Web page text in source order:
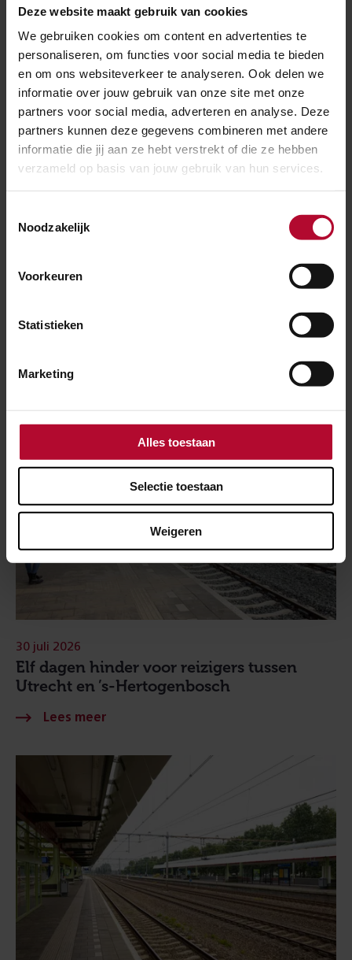
Deze website maakt gebruik van cookies
We gebruiken cookies om content en advertenties te
personaliseren, om functies voor social media te bieden
en om ons websiteverkeer te analyseren. Ook delen we
informatie over jouw gebruik van onze site met onze
partners voor social media, adverteren en analyse. Deze
partners kunnen deze gegevens combineren met andere
informatie die jij aan ze hebt verstrekt of die ze hebben
verzameld op basis van jouw gebruik van hun services.
Noodzakelijk
Voorkeuren
Statistieken
Marketing
Alles toestaan
Selectie toestaan
Weigeren
ProRail verbetert het spoor
Het Nederlandse spoornetwerk wordt zeer intensief
gebruikt en het treinverkeer zal in de toekomst alleen
maar toenemen. ProRail is verantwoordelijk voor het
onderhoud van de spoorinfrastructuur én voor de
vernieuwing van het spoor en van stations. Zo dragen
Elf dagen hinder voor reizigers tussen
Utrecht en ’s-Hertogenbosch
30 juli 2026